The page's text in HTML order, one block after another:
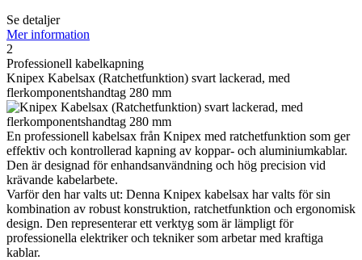
Se detaljer
Mer information
2
Professionell kabelkapning
Knipex Kabelsax (Ratchetfunktion) svart lackerad, med
flerkomponentshandtag 280 mm
En professionell kabelsax från Knipex med ratchetfunktion som ger
effektiv och kontrollerad kapning av koppar- och aluminiumkablar.
Den är designad för enhandsanvändning och hög precision vid
krävande kabelarbete.
Varför den har valts ut: Denna Knipex kabelsax har valts för sin
kombination av robust konstruktion, ratchetfunktion och ergonomisk
design. Den representerar ett verktyg som är lämpligt för
professionella elektriker och tekniker som arbetar med kraftiga
kablar.